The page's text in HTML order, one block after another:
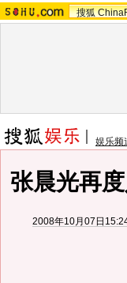
搜狐
娱乐频
张晨光再
2008年10月07日